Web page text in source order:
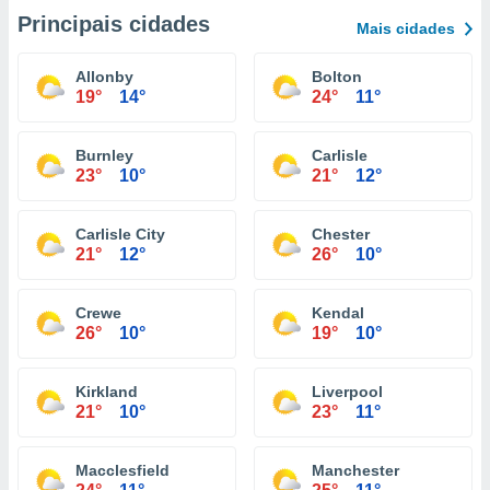
Principais cidades Mais cidades
Allonby
19° 14°
Bolton
24° 11°
Burnley
23° 10°
Carlisle
21° 12°
Carlisle City
21° 12°
Chester
26° 10°
Crewe
26° 10°
Kendal
19° 10°
Kirkland
21° 10°
Liverpool
23° 11°
Macclesfield Manchester